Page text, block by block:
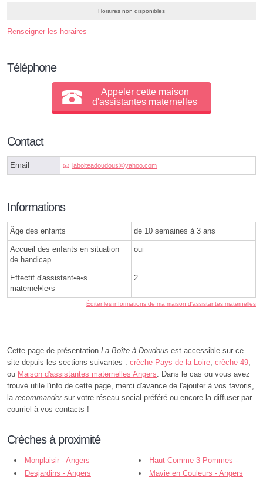
Horaires non disponibles
Renseigner les horaires
Téléphone
Appeler cette maison
d'assistantes maternelles
Contact
Email laboiteadoudousⓐyahoo.com
Informations
Âge des enfants de 10 semaines à 3 ans
Accueil des enfants en situation
de handicap
oui
Effectif d'assistant•e•s
maternel•le•s
2
Éditer les informations de ma maison d'assistantes maternelles
Cette page de présentation La Boîte à Doudous est accessible sur ce
site depuis les sections suivantes : crèche Pays de la Loire crèche 49
ou Maison d'assistantes maternelles Angers . Dans le cas ou vous avez
trouvé utile l'info de cette page, merci d'avance de l'ajouter à vos favoris,
la recommandersur votre réseau social préféré ou encore la diffuser par
courriel à vos contacts !
Crèches à proximité
Monplaisir - Angers
Haut Comme 3 Pommes -
Angers
Desjardins - Angers Mavie en Couleurs - Angers